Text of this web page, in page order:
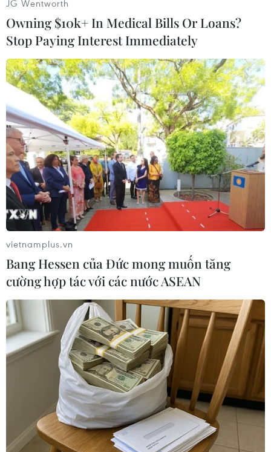
#Tỉnh trưởng #Iraq #Tình hình Iraq
#Phiến quân
#Hồi giáo Sunni
#Anbar #Barwana
Iraq
Mỹ
Theo dõi VietnamPlus
TIN LIÊN QUAN
JG Wentworth
Owning $10k+ In Medical Bills Or Loans?
Stop Paying Interest Immediately
vietnamplus.vn
Bang Hessen của Đức mong muốn tăng
cường hợp tác với các nước ASEAN